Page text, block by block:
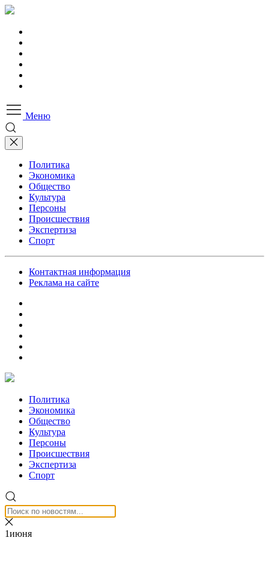
Меню
Политика
Экономика
Общество
Культура
Персоны
Происшествия
Экспертиза
Спорт
Контактная информация
Реклама на сайте
Политика
Экономика
Общество
Культура
Персоны
Происшествия
Экспертиза
Спорт
1июня